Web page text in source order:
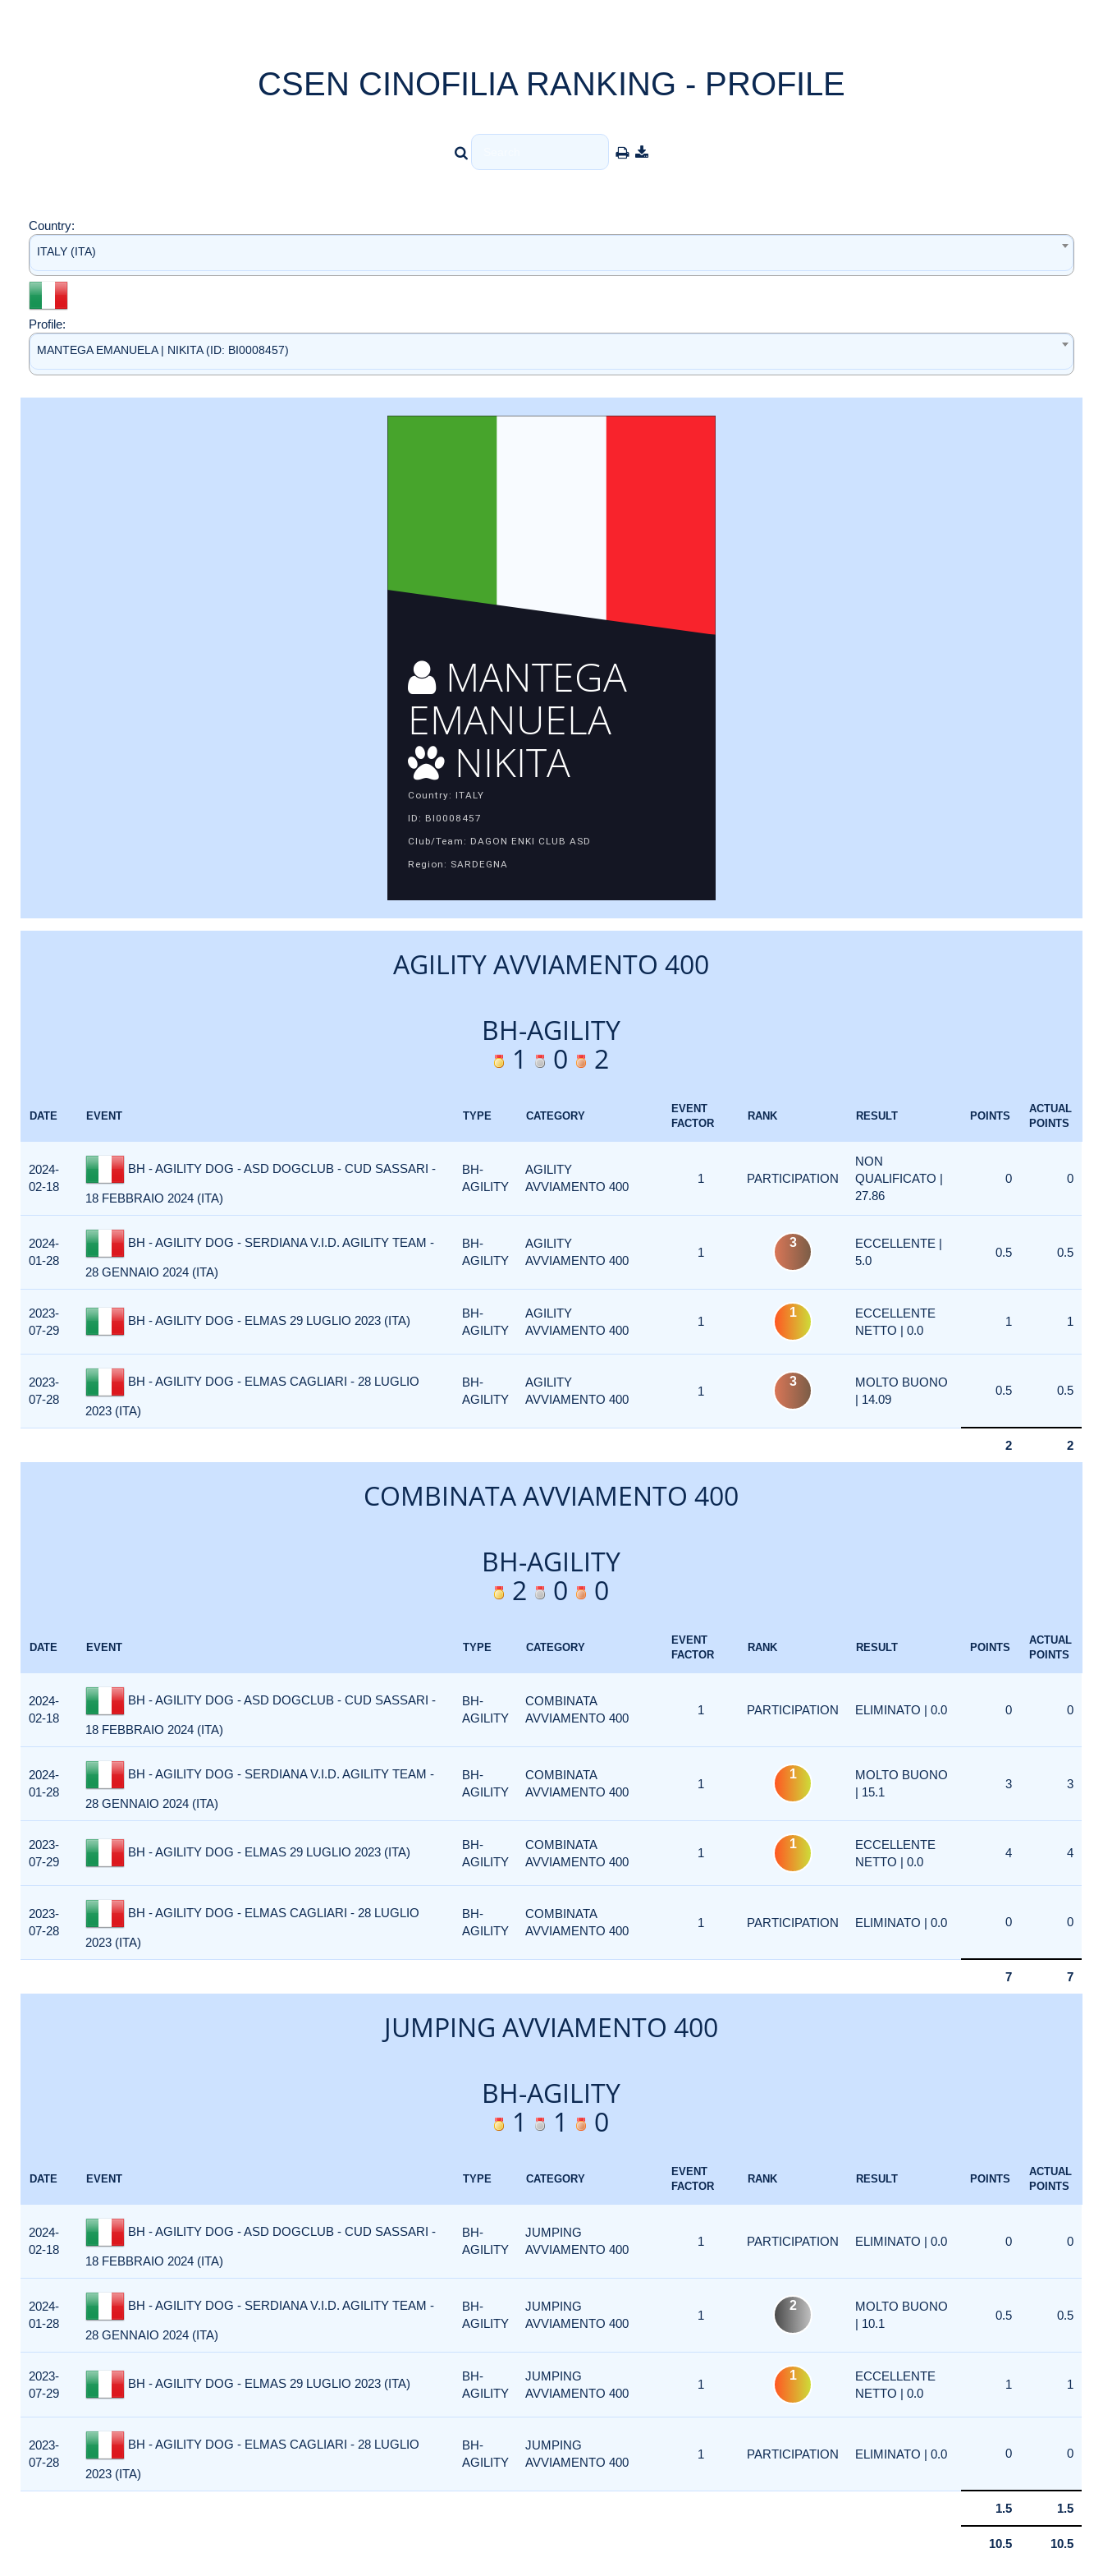
CSEN CINOFILIA RANKING - PROFILE
Country:
ITALY (ITA)
Profile:
MANTEGA EMANUELA | NIKITA (ID: BI0008457)
MANTEGA
EMANUELA
NIKITA
Country: ITALY
ID: BI0008457
Club/Team: DAGON ENKI CLUB ASD
Region: SARDEGNA
AGILITY AVVIAMENTO 400
BH-AGILITY
1
0 2
DATE EVENT TYPE CATEGORY
EVENT
FACTOR
RANK RESULT POINTS
ACTUAL
POINTS
2024-
02-18
BH - AGILITY DOG - ASD DOGCLUB - CUD SASSARI -
18 FEBBRAIO 2024 (ITA)
BH-
AGILITY
AGILITY
AVVIAMENTO 400
1 PARTICIPATION
NON
QUALIFICATO |
27.86
0 0
2024-
01-28
BH - AGILITY DOG - SERDIANA V.I.D. AGILITY TEAM -
28 GENNAIO 2024 (ITA)
BH-
AGILITY
AGILITY
AVVIAMENTO 400
1
3
ECCELLENTE |
5.0
0.5 0.5
2023-
07-29
BH - AGILITY DOG - ELMAS 29 LUGLIO 2023 (ITA)
BH-
AGILITY
AGILITY
AVVIAMENTO 400
1
1
ECCELLENTE
NETTO | 0.0
1 1
2023-
07-28
BH - AGILITY DOG - ELMAS CAGLIARI - 28 LUGLIO
2023 (ITA)
BH-
AGILITY
AGILITY
AVVIAMENTO 400
1
3
MOLTO BUONO
| 14.09
0.5 0.5
2 2
COMBINATA AVVIAMENTO 400
BH-AGILITY
2
0 0
DATE EVENT TYPE CATEGORY
EVENT
FACTOR
RANK RESULT POINTS
ACTUAL
POINTS
2024-
02-18
BH - AGILITY DOG - ASD DOGCLUB - CUD SASSARI -
18 FEBBRAIO 2024 (ITA)
BH-
AGILITY
COMBINATA
AVVIAMENTO 400
1 PARTICIPATION ELIMINATO | 0.0 0 0
2024-
01-28
BH - AGILITY DOG - SERDIANA V.I.D. AGILITY TEAM -
28 GENNAIO 2024 (ITA)
BH-
AGILITY
COMBINATA
AVVIAMENTO 400
1
1
MOLTO BUONO
| 15.1
3 3
2023-
07-29
BH - AGILITY DOG - ELMAS 29 LUGLIO 2023 (ITA)
BH-
AGILITY
COMBINATA
AVVIAMENTO 400
1
1
ECCELLENTE
NETTO | 0.0
4 4
2023-
07-28
BH - AGILITY DOG - ELMAS CAGLIARI - 28 LUGLIO
2023 (ITA)
BH-
AGILITY
COMBINATA
AVVIAMENTO 400
1 PARTICIPATION ELIMINATO | 0.0 0 0
7 7
JUMPING AVVIAMENTO 400
BH-AGILITY
1
1 0
DATE EVENT TYPE CATEGORY
EVENT
FACTOR
RANK RESULT POINTS
ACTUAL
POINTS
2024-
02-18
BH - AGILITY DOG - ASD DOGCLUB - CUD SASSARI -
18 FEBBRAIO 2024 (ITA)
BH-
AGILITY
JUMPING
AVVIAMENTO 400
1 PARTICIPATION ELIMINATO | 0.0 0 0
2024-
01-28
BH - AGILITY DOG - SERDIANA V.I.D. AGILITY TEAM -
28 GENNAIO 2024 (ITA)
BH-
AGILITY
JUMPING
AVVIAMENTO 400
1
2
MOLTO BUONO
| 10.1
0.5 0.5
2023-
07-29
BH - AGILITY DOG - ELMAS 29 LUGLIO 2023 (ITA)
BH-
AGILITY
JUMPING
AVVIAMENTO 400
1
1
ECCELLENTE
NETTO | 0.0
1 1
2023-
07-28
BH - AGILITY DOG - ELMAS CAGLIARI - 28 LUGLIO
2023 (ITA)
BH-
AGILITY
JUMPING
AVVIAMENTO 400
1 PARTICIPATION ELIMINATO | 0.0 0 0
1.5 1.5
10.5 10.5